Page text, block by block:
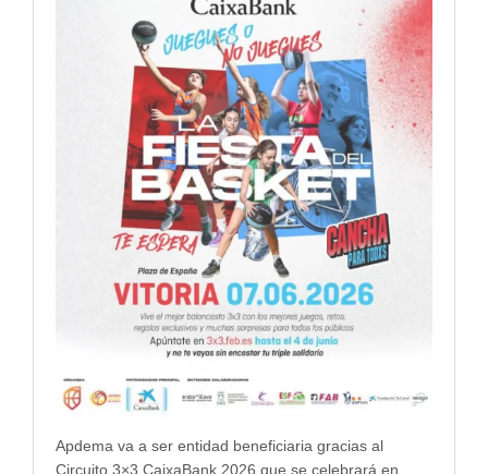
Apdema va a ser entidad beneficiaria gracias al
Circuito 3×3 CaixaBank 2026 que se celebrará en